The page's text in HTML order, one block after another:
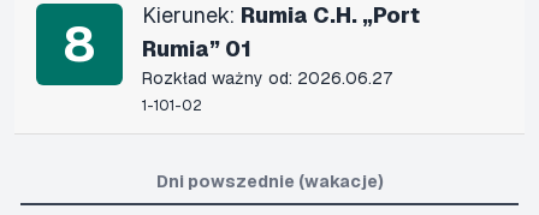
8 Kierunek: Rumia C.H. „Port
Rumia” 01
Rozkład ważny od: 2026.06.27
1-101-02
Dni powszednie (wakacje)